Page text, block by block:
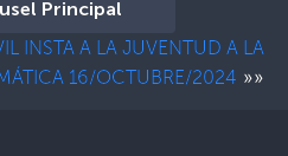
Principal
INSTA A LA JUVENTUD A LA
16/OCTUBRE/2024 »»